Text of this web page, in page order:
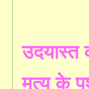
उदयास्त
मृत्यु के